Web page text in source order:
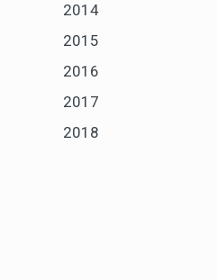
2014
2015
2016
2017
2018